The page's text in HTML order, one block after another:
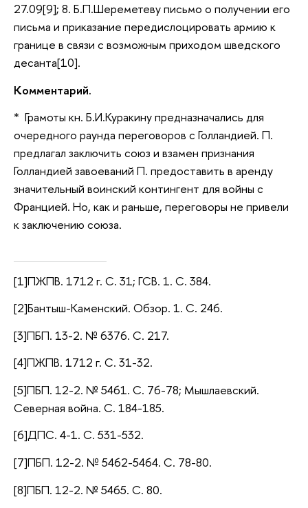
27.09[9]; 8. Б.П.Шереметеву письмо о получении его
письма и приказание передислоцировать армию к
границе в связи с возможным приходом шведского
десанта[10].
Комментарий.
* Грамоты кн. Б.И.Куракину предназначались для
очередного раунда переговоров с Голландией. П.
предлагал заключить союз и взамен признания
Голландией завоеваний П. предоставить в аренду
значительный воинский контингент для войны с
Францией. Но, как и раньше, переговоры не привели
к заключению союза.
[1]ПЖПВ. 1712 г. С. 31; ГСВ. 1. С. 384.
[2]Бантыш-Каменский. Обзор. 1. С. 246.
[3]ПБП. 13-2. № 6376. С. 217.
[4]ПЖПВ. 1712 г. С. 31-32.
[5]ПБП. 12-2. № 5461. С. 76-78; Мышлаевский.
Северная война. С. 184-185.
[6]ДПС. 4-1. С. 531-532.
[7]ПБП. 12-2. № 5462-5464. С. 78-80.
[8]ПБП. 12-2. № 5465. С. 80.